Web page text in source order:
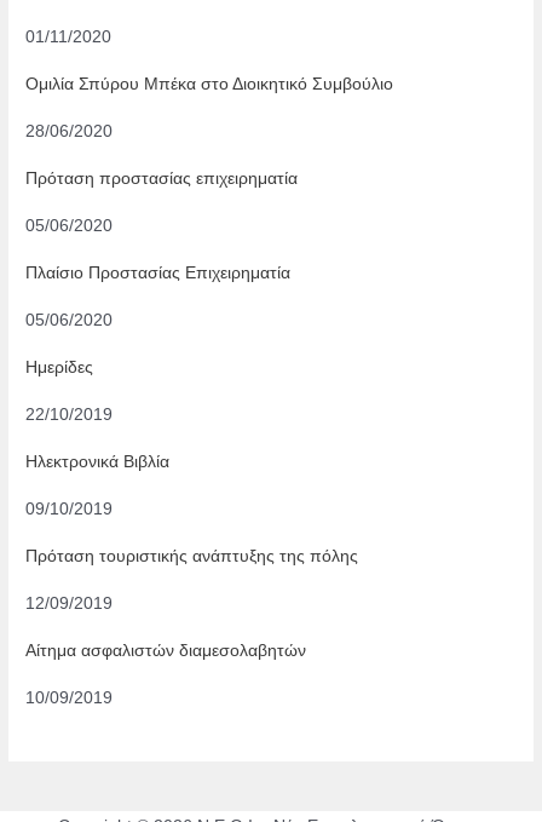
01/11/2020
Ομιλία Σπύρου Μπέκα στο Διοικητικό Συμβούλιο
28/06/2020
Πρόταση προστασίας επιχειρηματία
05/06/2020
Πλαίσιο Προστασίας Επιχειρηματία
05/06/2020
Ημερίδες
22/10/2019
Ηλεκτρονικά Βιβλία
09/10/2019
Πρόταση τουριστικής ανάπτυξης της πόλης
12/09/2019
Αίτημα ασφαλιστών διαμεσολαβητών
10/09/2019